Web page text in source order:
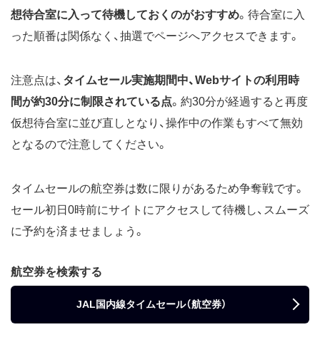
想待合室に入って待機しておくのがおすすめ。待合室に入
った順番は関係なく、抽選でページへアクセスできます。
注意点は、 タイムセール実施期間中、Webサイトの利用時
間が約30分に制限されている点。約30分が経過すると再度
仮想待合室に並び直しとなり、操作中の作業もすべて無効
となるので注意してください。
タイムセールの航空券は数に限りがあるため争奪戦です。
セール初日0時前にサイトにアクセスして待機し、スムーズ
に予約を済ませましょう。
航空券を検索する
JAL国内線タイムセール（航空券）